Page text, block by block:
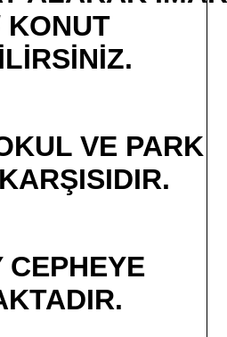
VE PARK
CEPHEYE